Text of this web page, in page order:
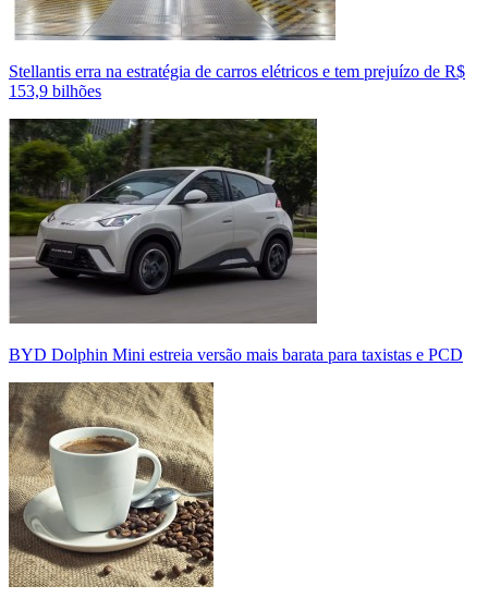
Stellantis erra na estratégia de carros elétricos e tem prejuízo de R$
153,9 bilhões
BYD Dolphin Mini estreia versão mais barata para taxistas e PCD